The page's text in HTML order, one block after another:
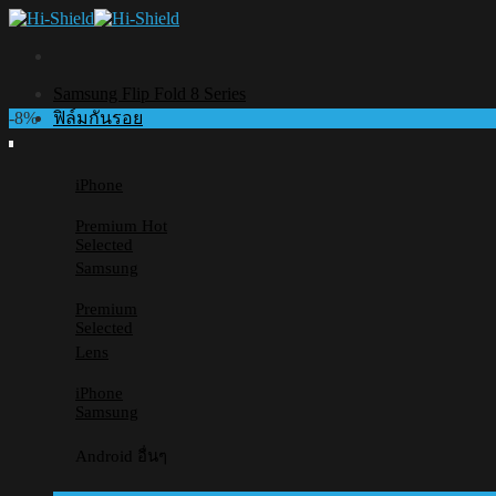
Skip
Samsung Flip Fold 8 Series
ฟิล์มกันรอย
iPhone
Premium
Selected
Samsung
Premium
Selected
Lens
iPhone
Samsung
Android อื่นๆ
-8%